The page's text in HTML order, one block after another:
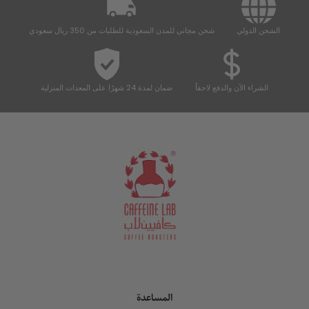
الشحن الدولي شحن مجاني للمدن السعودية للطلبات من 350 ريال سعودي
الشراء الآن والدفع لاحقاً ضمان لمدة 24 شهرًا على المعدات المنزلية
المساعدة